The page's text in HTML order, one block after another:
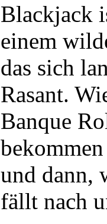
Blackjack
einem
das sich
Rasant.
Banque
und dann,
fällt nach